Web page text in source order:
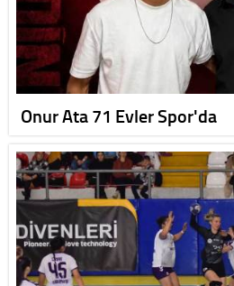
Onur Ata 71 Evler Spor'da